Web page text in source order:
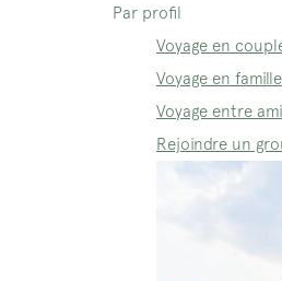
Par profil
Voyage en
Voyage en famille
Voyage entre
Rejoindre un